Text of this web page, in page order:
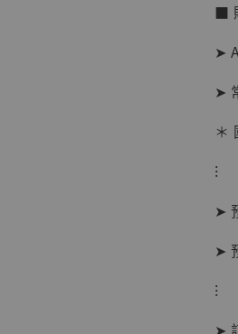
■
➤
➤
＊
⁝
➤
➤
⁝
➤